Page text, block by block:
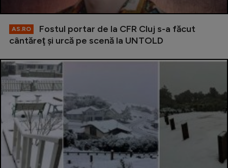
AS.RO
Fostul portar de la CFR Cluj s-a făcut
cântăreţ şi urcă pe scenă la UNTOLD